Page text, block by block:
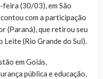
(30/03), em São
com a participação
(Paraná), que retirou seu
Leite (Rio Grande do Sul).
em Goiás,
pública e educação,